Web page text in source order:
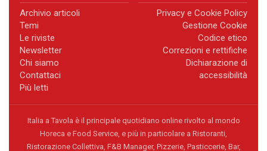
Archivio articoli
Temi
Le riviste
Newsletter
Chi siamo
Contattaci
Più letti
Privacy e Cookie Policy
Gestione Cookie
Codice etico
Correzioni e rettifiche
Dichiarazione di
accessibilità
Italia a Tavola è il principale quotidiano online rivolto al mondo
Horeca e Food Service, e più in particolare a Ristoranti,
Ristorazione Collettiva, F&B Manager, Pizzerie, Pasticcerie, Bar,